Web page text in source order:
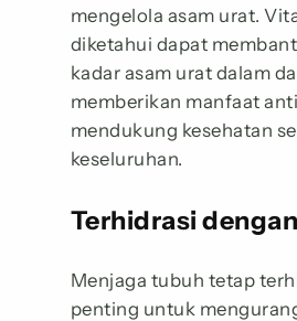
mengelola asam urat.
diketahui dapat
kadar asam urat dalam
memberikan manfaat
mendukung kesehatan
keseluruhan.
Terhidrasi
Menjaga tubuh tetap
penting untuk